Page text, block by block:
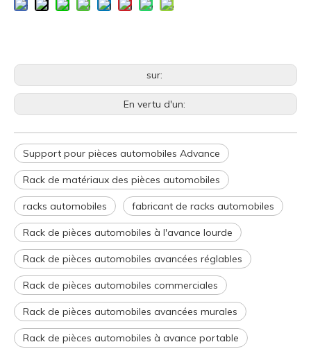
sur:
En vertu d'un:
Support pour pièces automobiles Advance
Rack de matériaux des pièces automobiles
racks automobiles fabricant de racks automobiles
Rack de pièces automobiles à l'avance lourde
Rack de pièces automobiles avancées réglables
Rack de pièces automobiles commerciales
Rack de pièces automobiles avancées murales
Rack de pièces automobiles à avance portable